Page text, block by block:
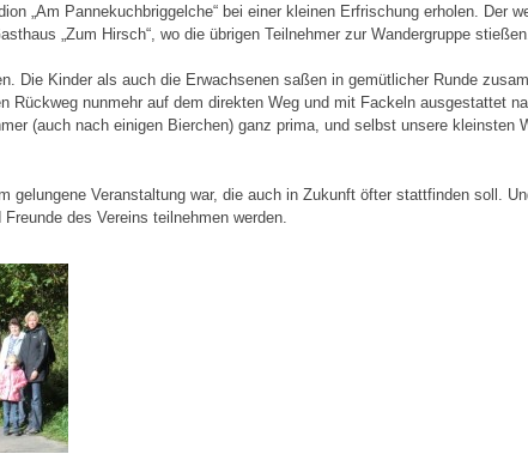
„Am Pannekuchbriggelche“ bei einer kleinen Erfrischung erholen. Der
„Zum Hirsch“, wo die übrigen Teilnehmer zur Wandergruppe stießen.
Die Kinder als auch die Erwachsenen saßen in gemütlicher Runde
Rückweg nunmehr auf dem direkten Weg und mit Fackeln ausgestattet
(auch nach einigen Bierchen) ganz prima, und selbst unsere kleinsten
gelungene Veranstaltung war, die auch in Zukunft öfter stattfinden soll.
des Vereins teilnehmen werden.